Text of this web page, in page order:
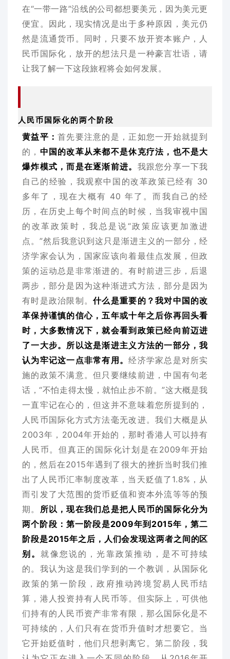
在“一带一路”沿线的公司都想要美元，因为美元更
便宜。因此，现实情况是出于多种原因，美元仍
然是流通货币。同时，只要不放开资本账户，人
民币国际化，放开的想法只是一种豪言壮语，请
让我了解一下这段旅程将会如何发展。
人民币国际化的两个阶段
黄益平：首先要注意的是，正如您一开始就提到
的， 中国的改革从来都不是休克疗法，也不是大
爆炸模式，而是在逐渐前进。 我跟您分享一下我
自己的经验，我观察中国的改革政策已经有 30
多年了，现在大概有 40 年了。而我自己的经
历，在历史上每个时间点的时候，当我审视中国
的改革政策时，我总是说“政策应该更加激进
点。”然后我意识到这只是渐进主义的一部分，经
济学家会认为，国家应该向着最佳点发展，但政
策的运动总是非常渐进的。有时前进三步，后退
两步，部分是因为这种渐进式方法，部分是因为
有时是政治限制。什么是重要的？我对中国的改
革保持谨慎的信心，五年或十年之后你再回头看
时，大多数情况下，就会看到政策已经向前迈进
了一大步。所以这是渐进主义方法的一部分，我
认为牢记这一点非常有用。经济学家总是对所实
施的政策不满意。但只要继续前进，中国有句老
话，“不怕走得太慢，就怕止步不前。”这大概是我
一直牢记在心的，但这并不意味着您所提到的，
人民币国际化方式方法毫无改进。我们大概是从
2003年，2004年开始的，那时香港人可以持有
人民币。但真正的国际化计划是在2009年开始
的，然后在2015年遇到了很大的挫折当时我们推
出了人民币汇率制度改革，当天贬值了1.8%，从
而引发了大范围的货币贬值和资本外流等等的预
期。 所以，现在我们总是把人民币的国际化分为
两个阶段：第一阶段是2009年到2015年，第二
阶段是2015年之后，人们会发现这两者之间的区
别。就像您说的，光靠政策推动，是不可持续
的。我认为这是我们学到的一个教训，从国际化
政策的第一阶段，政府推动跨境贸易人民币结
算，港人投资持有人民币等。但实际上，可供他
们持有的人民币资产非常有限，那么国际化是不
可持续的，人们只有在货币升值时才想要它。当
它开始贬值时，他们只想剥离它。第二阶段，我